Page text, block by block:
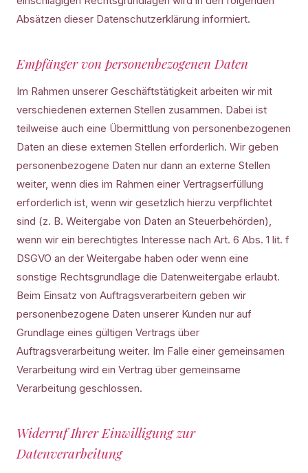
Absätzen dieser Datenschutzerklärung informiert.
Empfänger von personenbezogenen Daten
Im Rahmen unserer Geschäftstätigkeit arbeiten wir mit
verschiedenen externen Stellen zusammen. Dabei ist
teilweise auch eine Übermittlung von personenbezogenen
Daten an diese externen Stellen erforderlich. Wir geben
personenbezogene Daten nur dann an externe Stellen
weiter, wenn dies im Rahmen einer Vertragserfüllung
erforderlich ist, wenn wir gesetzlich hierzu verpflichtet
sind (z. B. Weitergabe von Daten an Steuerbehörden),
wenn wir ein berechtigtes Interesse nach Art. 6 Abs. 1 lit. f
DSGVO an der Weitergabe haben oder wenn eine
sonstige Rechtsgrundlage die Datenweitergabe erlaubt.
Beim Einsatz von Auftragsverarbeitern geben wir
personenbezogene Daten unserer Kunden nur auf
Grundlage eines gültigen Vertrags über
Auftragsverarbeitung weiter. Im Falle einer gemeinsamen
Verarbeitung wird ein Vertrag über gemeinsame
Verarbeitung geschlossen.
Widerruf Ihrer Einwilligung zur
Datenverarbeitung